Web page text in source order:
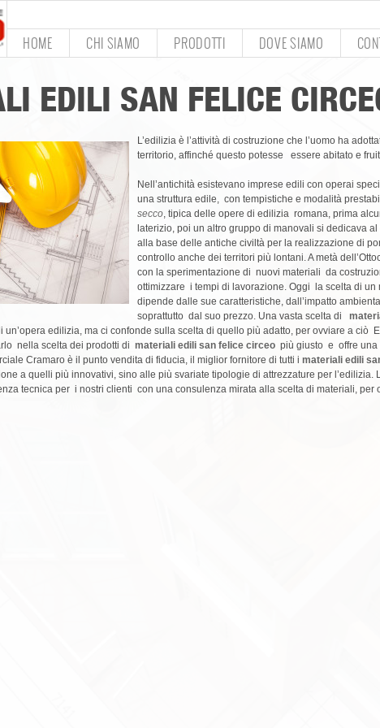
HOME CHI SIAMO PRODOTTI DOVE SIAMO
EDILI SAN FELICE
L’edilizia è l’attività di costruzione che l’uomo ha
territorio, affinché questo potesse essere abitato e
Nell’antichità esistevano imprese edili con operai
una struttura edile, con tempistiche e modalità
secco, tipica delle opere di edilizia romana, prima
laterizio, poi un altro gruppo di manovali si dedicava
alla base delle antiche civiltà per la realizzazione di
controllo anche dei territori più lontani. A metà
con la sperimentazione di nuovi materiali da
ottimizzare i tempi di lavorazione. Oggi la scelta di un
dipende dalle sue caratteristiche, dall’impatto
soprattutto dal suo prezzo. Una vasta scelta di
edilizia, ma ci confonde sulla scelta di quello più adatto, per ovviare a ciò
nella scelta dei prodotti di materiali edili san felice circeo più giusto e offre una
Cramaro è il punto vendita di fiducia, il miglior fornitore di tutti i materiali edili
a quelli più innovativi, sino alle più svariate tipologie di attrezzature per l’edilizia.
tecnica per i nostri clienti con una consulenza mirata alla scelta di materiali, per